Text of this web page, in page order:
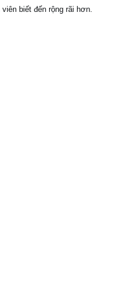
biết đến rộng rãi hơn.